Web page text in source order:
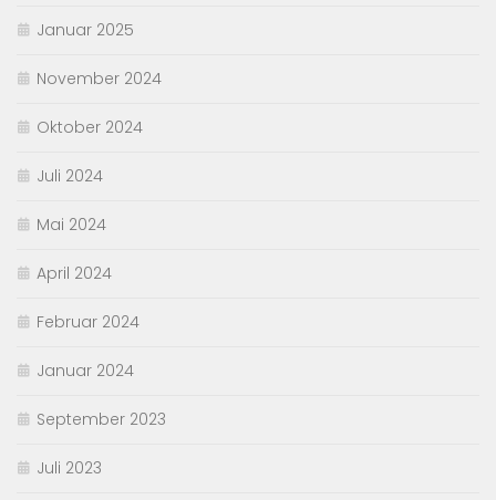
Januar 2025
November 2024
Oktober 2024
Juli 2024
Mai 2024
April 2024
Februar 2024
Januar 2024
September 2023
Juli 2023